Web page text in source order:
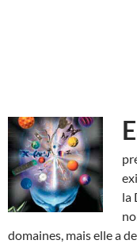
E
la
domaines, mais elle a